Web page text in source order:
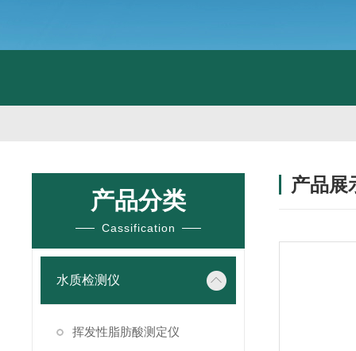
产品分类
Cassification
水质检测仪
挥发性脂肪酸测定仪
产品展